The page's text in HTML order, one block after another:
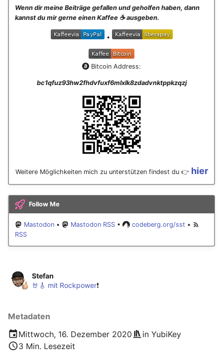
Stefan
🤘🎸 mit Rockpower❗️
Metadaten
Mittwoch, 16. Dezember 2020
in YubiKey
3 Min. Lesezeit
Wenn dir meine Beiträge gefallen und geholfen haben, dann
kannst du mir gerne einen Kaffee ☕️ ausgeben.
•
Bitcoin Address:
bc1qfuz93hw2fhdvfuxf6mlxlk8zdadvnktppkzqzj
Weitere Möglichkeiten mich zu unterstützen findest du 👉 hier
Follow Me
Mastodon• Mastodon RSS • codeberg.org/sst •
RSS